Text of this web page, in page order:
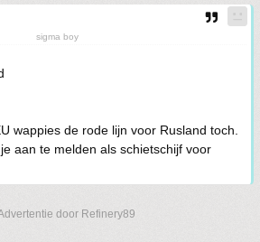
sigma boy
wappies de rode lijn voor Rusland toch.
aan te melden als schietschijf voor
door Refinery89